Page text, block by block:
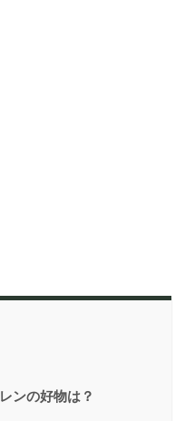
ンの好物は？